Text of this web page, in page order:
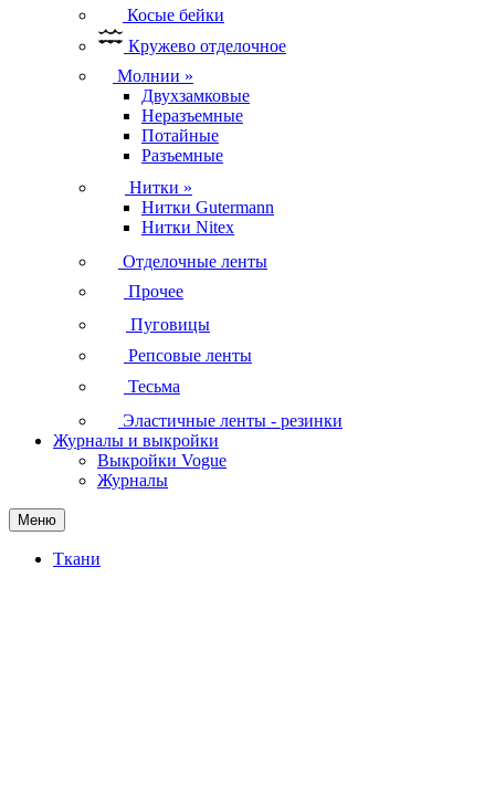
Косые бейки
Кружево отделочное
Молнии »
Двухзамковые
Неразъемные
Потайные
Разъемные
Нитки »
Нитки Gutermann
Нитки Nitex
Отделочные ленты
Прочее
Пуговицы
Репсовые ленты
Тесьма
Эластичные ленты - резинки
Журналы и выкройки
Выкройки Vogue
Журналы
Меню
Ткани